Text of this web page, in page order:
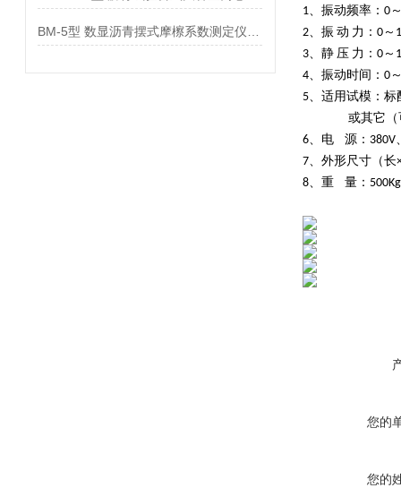
1、振动频率：0
2、振 动 力：0～
3、静 压 力：0～
4、振动时间：0
5、适用试模：标
或其它（可
6、电 源：380V
7、外形尺寸（长
8、重 量：500Kg
您的
您的